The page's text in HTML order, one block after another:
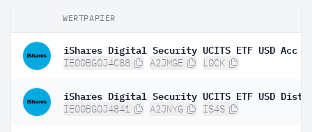
WERTPAPIER
iShares Digital Security UCITS ETF USD Acc
IE00BG0J4C88 A2JMGE L0CK
iShares Digital Security UCITS ETF USD Dist
IE00BG0J4841 A2JNYG IS4S